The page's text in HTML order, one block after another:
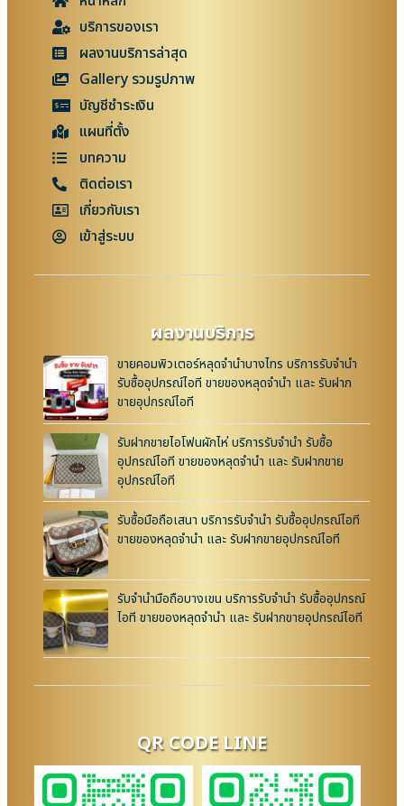
บริการของเรา
ผลงานบริการล่าสุด
Gallery รวมรูปภาพ
บัญชีชำระเงิน
แผนที่ตั้ง
บทความ
ติดต่อเรา
เกี่ยวกับเรา
เข้าสู่ระบบ
ผลงานบริการ
ขายคอมพิวเตอร์หลุดจำนำบางไทร บริการรับจำนำ
รับซื้ออุปกรณ์ไอที ขายของหลุดจำนำ และ รับฝาก
ขายอุปกรณ์ไอที
รับฝากขายไอโฟนผักไห่ บริการรับจำนำ รับซื้อ
อุปกรณ์ไอที ขายของหลุดจำนำ และ รับฝากขาย
อุปกรณ์ไอที
รับซื้อมือถือเสนา บริการรับจำนำ รับซื้ออุปกรณ์ไอที
ขายของหลุดจำนำ และ รับฝากขายอุปกรณ์ไอที
รับจำนำมือถือบางเขน บริการรับจำนำ รับซื้ออุปกรณ์
ไอที ขายของหลุดจำนำ และ รับฝากขายอุปกรณ์ไอที
QR CODE LINE